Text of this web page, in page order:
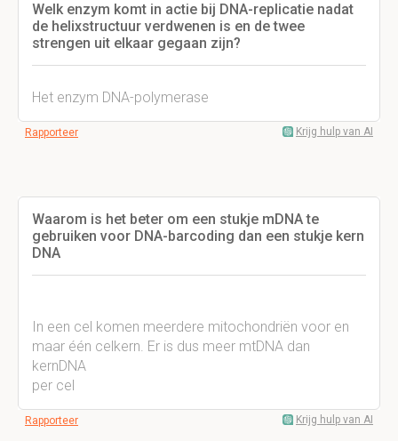
Welk enzym komt in actie bij DNA-replicatie nadat
de helixstructuur verdwenen is en de twee
strengen uit elkaar gegaan zijn?
Het enzym DNA-polymerase
Rapporteer Krijg hulp van AI
Waarom is het beter om een stukje mDNA te
gebruiken voor DNA-barcoding dan een stukje kern
DNA
In een cel komen meerdere mitochondriën voor en
maar één celkern. Er is dus meer mtDNA dan
kernDNA
per cel
Rapporteer Krijg hulp van AI